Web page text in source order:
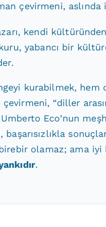
çevirmeni,
kendi
yabancı bir
kurabilmek,
çevirmeni, “diller
Eco’nun
başarısızlıkla
olamaz; ama
.